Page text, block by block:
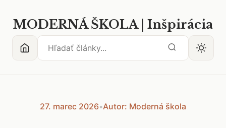
MODERNÁ ŠKOLA | Inšpirácia
27. marec 2026•Autor: Moderná škola